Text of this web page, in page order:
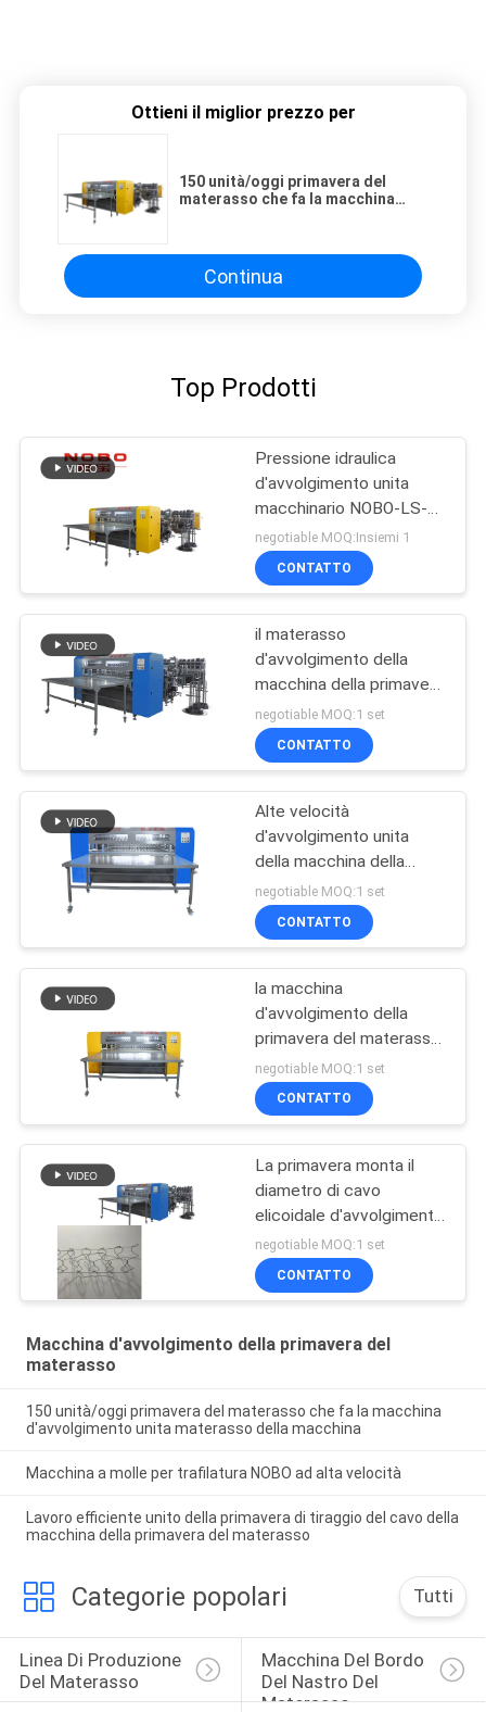
Ottieni il miglior prezzo per
150 unità/oggi primavera del
materasso che fa la macchina
Continua
Top Prodotti
Pressione idraulica
d'avvolgimento unita
macchinario NOBO-LS-2
della macchina 5MPA del
materasso di NOBO
negotiable MOQ:Insiemi 1
CONTATTO
il materasso
d'avvolgimento della
macchina della primavera
del materasso di
150mm-180mm ha unito
la macchina
Aeesmbling
negotiable MOQ:1 set
CONTATTO
Alte velocità
d'avvolgimento unita
della macchina della
primavera del materasso
altezza della primavera di
180mm - di 150mm
negotiable MOQ:1 set
CONTATTO
la macchina
d'avvolgimento della
primavera del materasso
di 3 fasi 380V monta la
rete del letto della
primavera di trafilatura
negotiable MOQ:1 set
CONTATTO
La primavera monta il
diametro di cavo
elicoidale d'avvolgimento
unito primavera della
macchina del materasso
1.6-1.7
negotiable MOQ:1 set
CONTATTO
Macchina d'avvolgimento della primavera del
materasso
150 unità/oggi primavera del materasso che fa la macchina
d'avvolgimento unita materasso della macchina
Macchina a molle per trafilatura NOBO ad alta velocità
Lavoro efficiente unito della primavera di tiraggio del cavo della
macchina della primavera del materasso
Categorie popolari Tutti
Linea Di Produzione
Del Materasso
Macchina Del Bordo
Del Nastro Del
Materasso